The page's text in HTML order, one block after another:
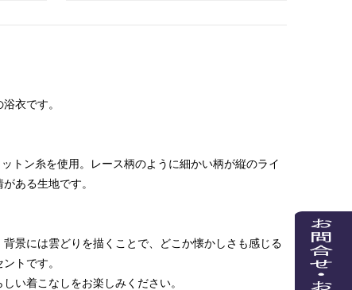
衣です。
トン糸を使用。レース柄のように細かい柄が縦のライ
ある生地です。
景には雲どりを描くことで、どこか懐かしさも感じる
トです。
い着こなしをお楽しみください。